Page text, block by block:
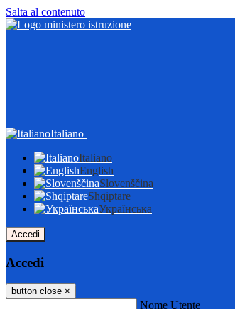
Salta al contenuto
Italiano
Italiano
English
Slovenščina
Shqiptare
Українська
Accedi
Accedi
button close ×
Nome Utente